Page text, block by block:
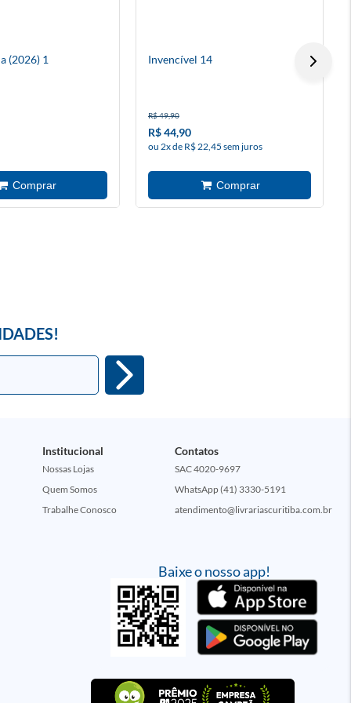
(2026) 1 Invencível 14
R$ 49,90
R$ 44,90
ou 2x de R$ 22,45 sem juros
Baixe o nosso app!
Institucional
Nossas Lojas
Quem Somos
Trabalhe Conosco
Contatos
SAC 4020-9697
WhatsApp (41) 3330-5191
atendimento@livrariascuritiba.com.br